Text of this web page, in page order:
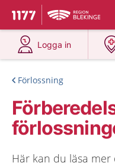
Till startsidan för 1177
Du har valt
Logga in
på 1177.se
Förlossning
Här kan du läsa